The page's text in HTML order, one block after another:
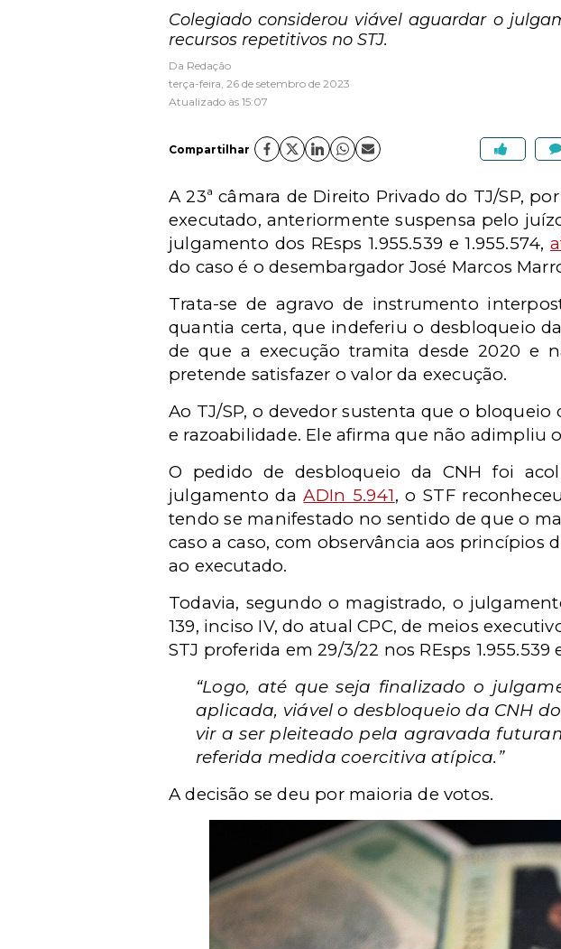
Colegiado considerou viável aguardar o
recursos repetitivos no STJ.
Da Redação
terça-feira, 26 de setembro de 2023
Atualizado às 15:07
Compartilhar
A 23ª câmara de Direito Privado do TJ/SP,
executado, anteriormente suspensa pelo
julgamento dos REsps 1.955.539 e 1.955.574,
do caso é o desembargador José Marcos
Trata-se de agravo de instrumento
quantia certa, que indeferiu o desbloqueio
de que a execução tramita desde 2020 e
pretende satisfazer o valor da execução.
Ao TJ/SP, o devedor sustenta que o
e razoabilidade. Ele afirma que não adimpliu
O pedido de desbloqueio da CNH foi
julgamento daADIn 5.941, o STF
tendo se manifestado no sentido de que o
caso a caso, com observância aos princípios
ao executado.
Todavia, segundo o magistrado, o
139, inciso IV, do atual CPC, de meios
STJ proferida em 29/3/22 nos REsps
“Logo, até que seja finalizado o
aplicada, viável o desbloqueio da CNH
vir a ser pleiteado pela agravada
referida medida coercitiva atípica.”
A decisão se deu por maioria de votos.